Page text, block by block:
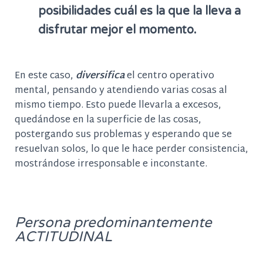
posibilidades cuál es la que la lleva a
disfrutar mejor el momento.
En este caso, diversificael centro operativo
mental, pensando y atendiendo varias cosas al
mismo tiempo. Esto puede llevarla a excesos,
quedándose en la superficie de las cosas,
postergando sus problemas y esperando que se
resuelvan solos, lo que le hace perder consistencia,
mostrándose irresponsable e inconstante.
Persona predominantemente
ACTITUDINAL